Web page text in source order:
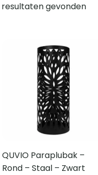
Producten
resultaten gevonden
QUVIO Paraplubak –
Rond – Staal – Zwart